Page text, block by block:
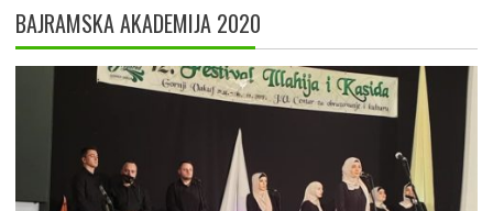
BAJRAMSKA AKADEMIJA 2020